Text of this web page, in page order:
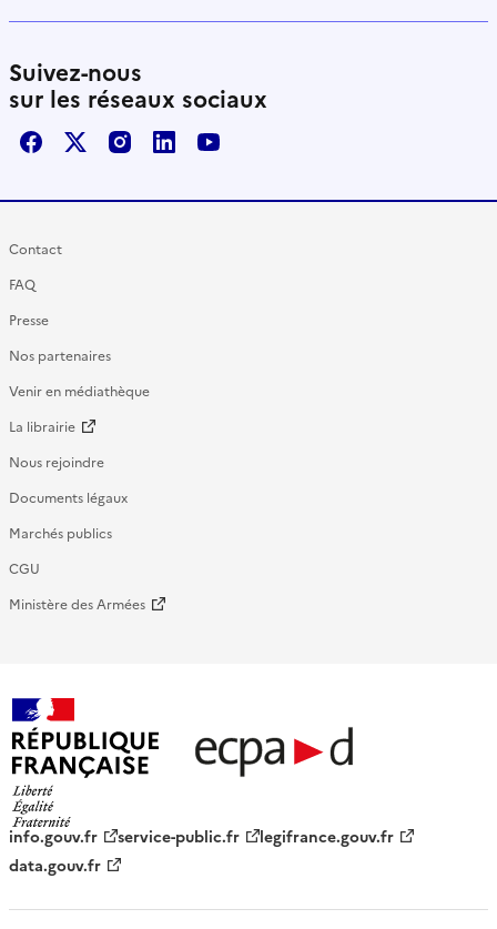
Suivez-nous
sur les réseaux sociaux
FacebookX / TwitterInstagram
LinkedInYoutube
Contact
FAQ
Presse
Nos partenaires
Venir en médiathèque
La librairie
Nous rejoindre
Documents légaux
Marchés publics
CGU
Ministère des Armées
française - ECPAD
info.gouv.fr service-public.fr
legifrance.gouv.fr
data.gouv.fr